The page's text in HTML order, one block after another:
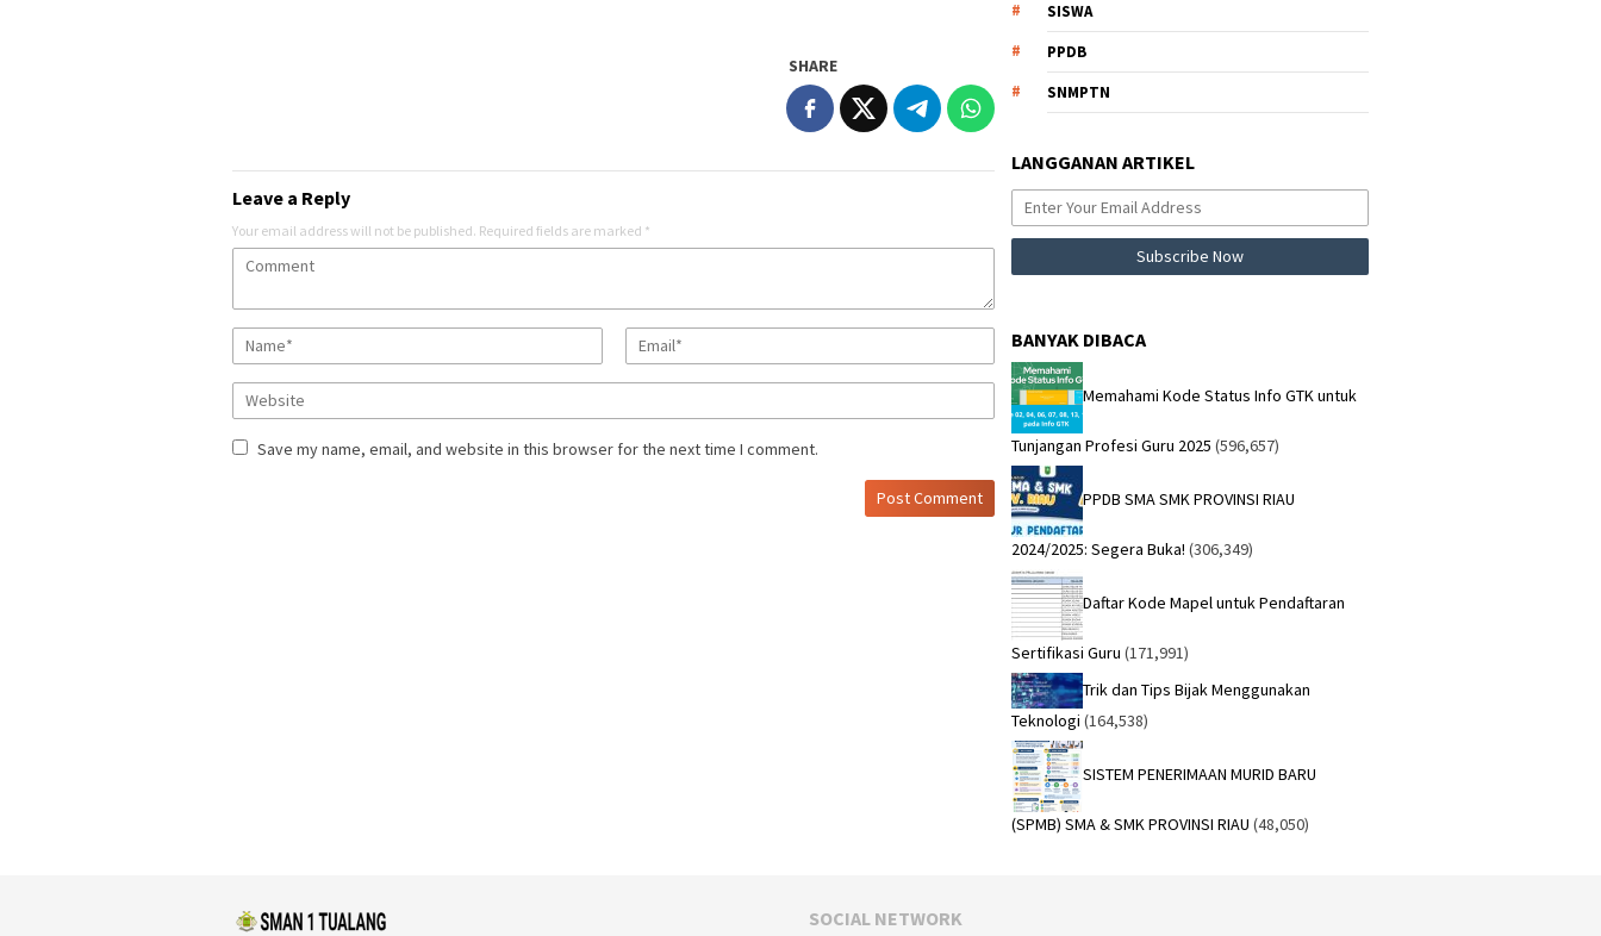
SHARE
Leave a Reply
Your email address will not be published. Required fields are marked *
Save my name, email, and website in this browser for the next time I comment.
SISWA
PPDB
SNMPTN
LANGGANAN ARTIKEL
BANYAK DIBACA
Memahami Kode Status Info GTK untuk
Tunjangan Profesi Guru 2025 (596,657)
PPDB SMA SMK PROVINSI RIAU
2024/2025: Segera Buka! (306,349)
Daftar Kode Mapel untuk Pendaftaran
Sertifikasi Guru (171,991)
Trik dan Tips Bijak Menggunakan
Teknologi (164,538)
SISTEM PENERIMAAN MURID BARU
(SPMB) SMA & SMK PROVINSI RIAU (48,050)
SOCIAL NETWORK